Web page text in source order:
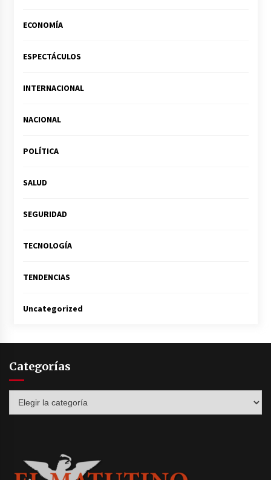
ECONOMÍA
ESPECTÁCULOS
INTERNACIONAL
NACIONAL
POLÍTICA
SALUD
SEGURIDAD
TECNOLOGÍA
TENDENCIAS
Uncategorized
Categorías